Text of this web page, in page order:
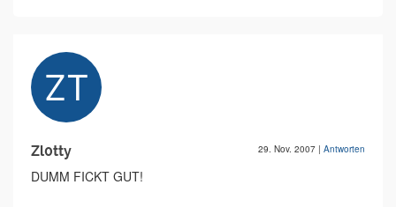
Zl0tty 29. Nov. 2007 | Antworten
DUMM FICKT GUT!